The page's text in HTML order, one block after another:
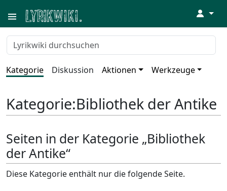
↓
Kategorie Diskussion Aktionen Werkzeuge
Kategorie:Bibliothek der Antike
Seiten in der Kategorie „Bibliothek
der Antike“
Diese Kategorie enthält nur die folgende Seite.